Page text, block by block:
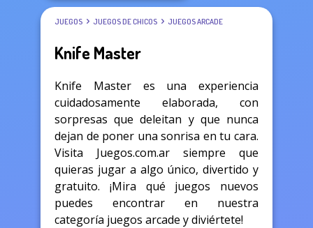
JUEGOS JUEGOS DE CHICOS JUEGOS ARCADE
Knife Master
Knife Master es una experiencia
cuidadosamente elaborada, con
sorpresas que deleitan y que nunca
dejan de poner una sonrisa en tu cara.
Visita Juegos.com.ar siempre que
quieras jugar a algo único, divertido y
gratuito. ¡Mira qué juegos nuevos
puedes encontrar en nuestra
categoría juegos arcade y diviértete!